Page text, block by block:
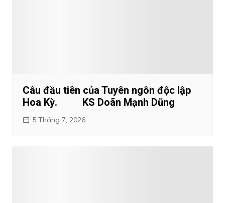
Câu đầu tiên của Tuyên ngôn độc lập
Hoa Kỳ. KS Doãn Mạnh Dũng
5 Tháng 7, 2026